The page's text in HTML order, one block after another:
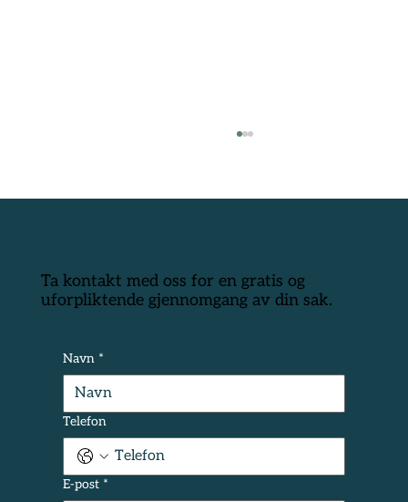
Lille meg og forsikringsselskapet
Ta kontakt med oss for en gratis og
uforpliktende gjennomgang av din sak.
Navn *
Telefon
E-post *